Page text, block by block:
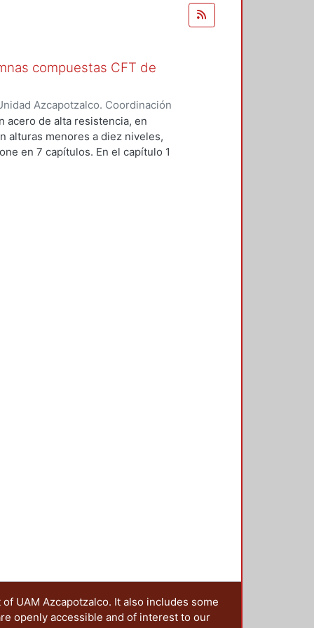
compuestas CFT de
Azcapotzalco. Coordinación
Édgar Noé
acero de alta resistencia, en
alturas menores a diez niveles,
en 7 capítulos. En el capítulo 1
se estiman los factores de
estructurales. En el
de los modelos estructurales;
UAM Azcapotzalco. It also includes some
openly accessible and of interest to our